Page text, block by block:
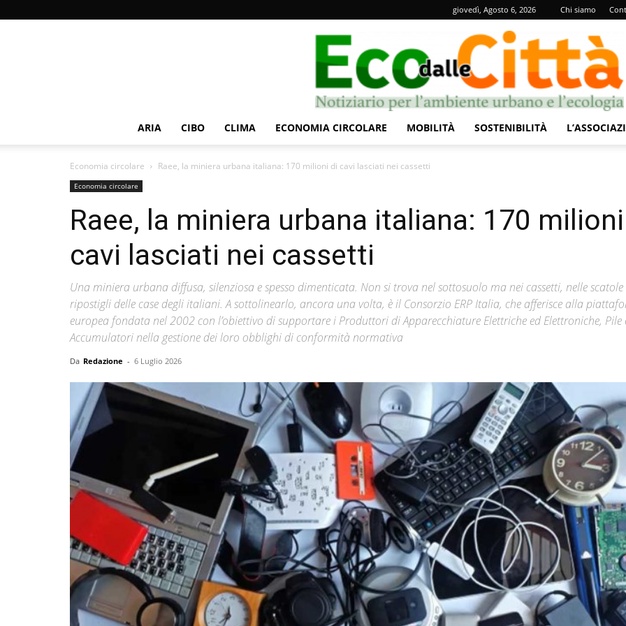
giovedì, Agosto 6, 2026 Chi siamo
ARIA CIBO CLIMA ECONOMIA CIRCOLARE MOBILITÀ SOSTENIBILITÀ
Economia circolare Raee, la miniera urbana italiana: 170 milioni di cavi lasciati nei cassetti
Economia circolare
Raee, la miniera urbana italiana: 170
cavi lasciati nei cassetti
Una miniera urbana diffusa, silenziosa e spesso dimenticata. Non si trova nel sottosuolo ma nei cassetti, nelle scatole
ripostigli delle case degli italiani. A sottolinearlo, ancora una volta, è il Consorzio ERP Italia, che afferisce alla
europea fondata nel 2002 con l’obiettivo di supportare i Produttori di Apparecchiature Elettriche ed Elettroniche, Pile
Accumulatori nella gestione dei loro obblighi di conformità normativa
Da Redazione - 6 Luglio 2026